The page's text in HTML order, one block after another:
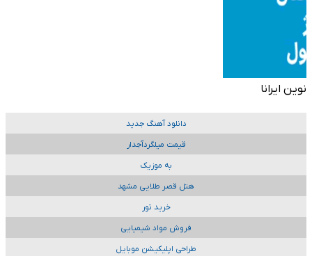
نوین ایرانا
دانلود آهنگ جدید
قیمت میلگردآجدار
به موزیک
هتل قصر طلایی مشهد
خرید تور
فروش مواد شیمیایی
طراحی اپلیکیشن موبایل